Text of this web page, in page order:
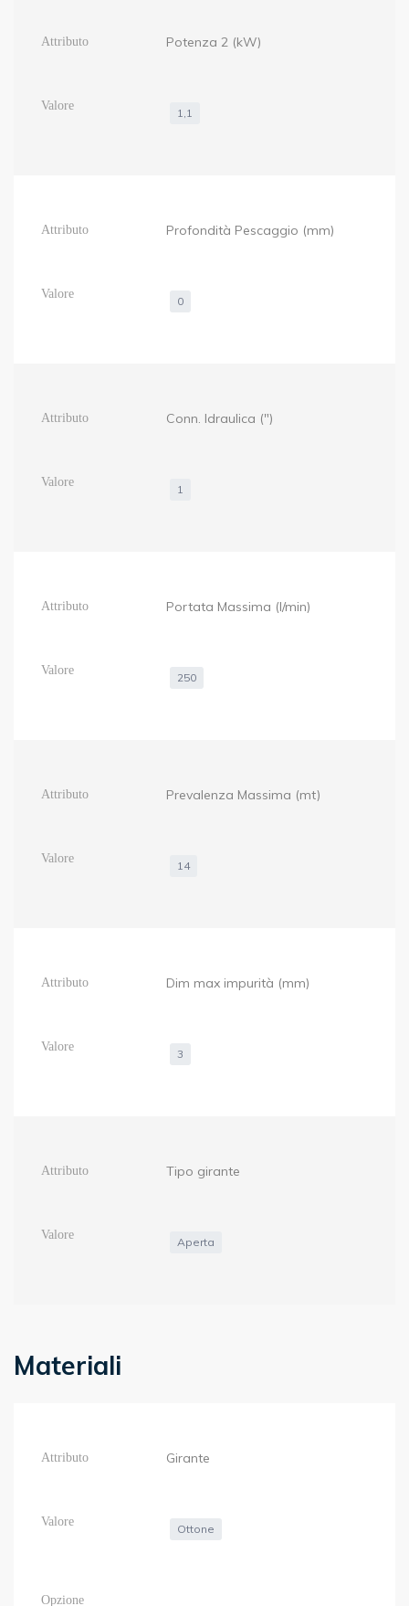
Potenza 2 (kW)
1,1
Profondità Pescaggio (mm)
0
Conn. Idraulica (")
1
Portata Massima (l/min)
250
Prevalenza Massima (mt)
14
Dim max impurità (mm)
3
Tipo girante
Aperta
Materiali
Girante
Ottone